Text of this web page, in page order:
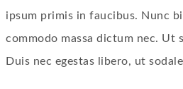
ipsum primis in faucibus. Nunc
commodo massa dictum nec. Ut
Duis nec egestas libero, ut